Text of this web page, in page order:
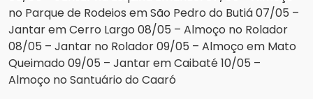
no Parque de Rodeios em São Pedro do Butiá 07/05 –
Jantar em Cerro Largo 08/05 – Almoço no Rolador
08/05 – Jantar no Rolador 09/05 – Almoço em Mato
Queimado 09/05 – Jantar em Caibaté 10/05 –
Almoço no Santuário do Caaró